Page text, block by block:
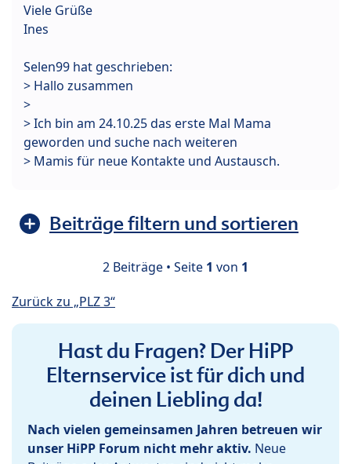
Viele Grüße
Ines
Selen99 hat geschrieben:
> Hallo zusammen
>
> Ich bin am 24.10.25 das erste Mal Mama
geworden und suche nach weiteren
> Mamis für neue Kontakte und Austausch.
Beiträge filtern und sortieren
2 Beiträge • Seite 1 von 1
Zurück zu „PLZ 3“
Hast du Fragen? Der HiPP
Elternservice ist für dich und
deinen Liebling da!
Nach vielen gemeinsamen Jahren betreuen wir
unser HiPP Forum nicht mehr aktiv. Neue